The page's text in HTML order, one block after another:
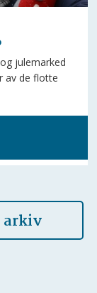
julemarked
av de flotte
arkiv